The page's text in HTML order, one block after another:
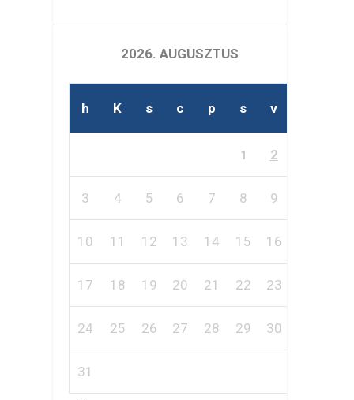
2026. AUGUSZTUS
h K s c p s v
1 2
3 4 5 6 7 8 9
10 11 12 13 14 15 16
17 18 19 20 21 22 23
24 25 26 27 28 29 30
31